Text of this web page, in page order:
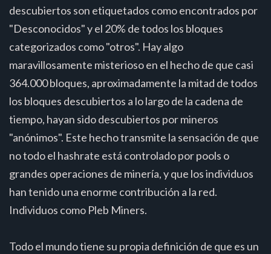
descubiertos son etiquetados como encontrados por
"Desconocidos" y el 20% de todos los bloques
categorizados como "otros". Hay algo
maravillosamente misterioso en el hecho de que casi
364.000 bloques, aproximadamente la mitad de todos
los bloques descubiertos a lo largo de la cadena de
tiempo, hayan sido descubiertos por mineros
"anónimos". Este hecho transmite la sensación de que
no todo el hashrate está controlado por pools o
grandes operaciones de minería, y que los individuos
han tenido una enorme contribución a la red.
Individuos como Pleb Miners.
Todo el mundo tiene su propia definición de que es un